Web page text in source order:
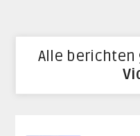
Alle berichten